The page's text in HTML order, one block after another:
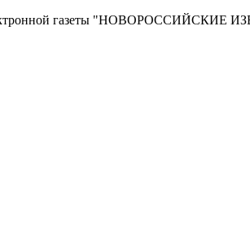
газеты "НОВОРОССИЙСКИЕ